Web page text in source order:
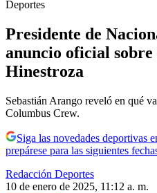
Deportes
Presidente de
anuncio oficial
Hinestroza
Sebastián Arango reveló en qué
Columbus Crew.
Siga las novedades deportivas
prepárese para las siguientes
Redacción Deportes
10 de enero de 2025, 11:12 a. m.